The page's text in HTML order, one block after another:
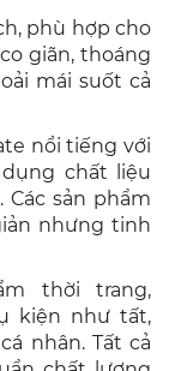
phù hợp cho
giãn, thoáng
mái suốt cả
nổi tiếng với
chất liệu
sản phẩm
nhưng tinh
thời trang,
kiện như tất,
nhân. Tất cả